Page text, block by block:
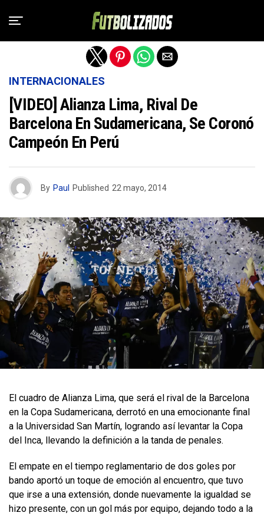
INTERNACIONALES
[VIDEO] Alianza Lima, Rival De
Barcelona En Sudamericana, Se Coronó
Campeón En Perú
By Paul Published 22 mayo, 2014
El cuadro de Alianza Lima, que será el rival de la Barcelona
en la Copa Sudamericana, derrotó en una emocionante final
a la Universidad San Martín, logrando así levantar la Copa
del Inca, llevando la definición a la tanda de penales.
El empate en el tiempo reglamentario de dos goles por
bando aportó un toque de emoción al encuentro, que tuvo
que irse a una extensión, donde nuevamente la igualdad se
hizo presente, con un gol más por equipo, dejando todo a la
Salir de la versión móvil